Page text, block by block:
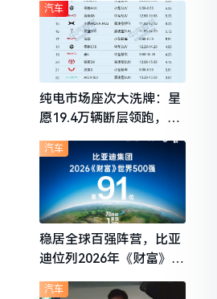
纯电市场座次大洗牌：星
愿19.4万辆断层领跑，理
想i6成最强黑马
汽车
稳居全球百强阵营，比亚
迪位列2026年《财富》世
汽车
汽车